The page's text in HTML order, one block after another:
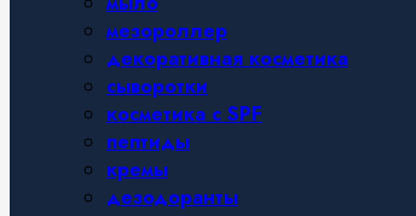
мезороллер
декоративная косметика
сыворотки
косметика с SPF
пептиды
кремы
дезодоранты